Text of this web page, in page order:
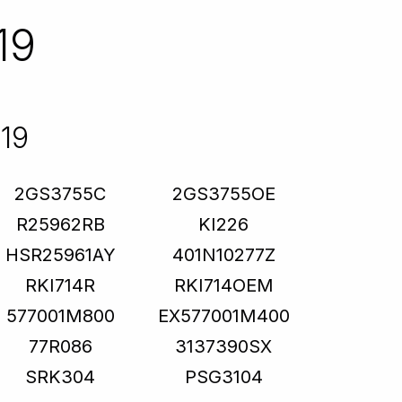
2GS3755C
2GS3755OE
R25962RB
KI226
HSR25961AY
401N10277Z
RKI714R
RKI714OEM
577001M800
EX577001M400
77R086
3137390SX
SRK304
PSG3104